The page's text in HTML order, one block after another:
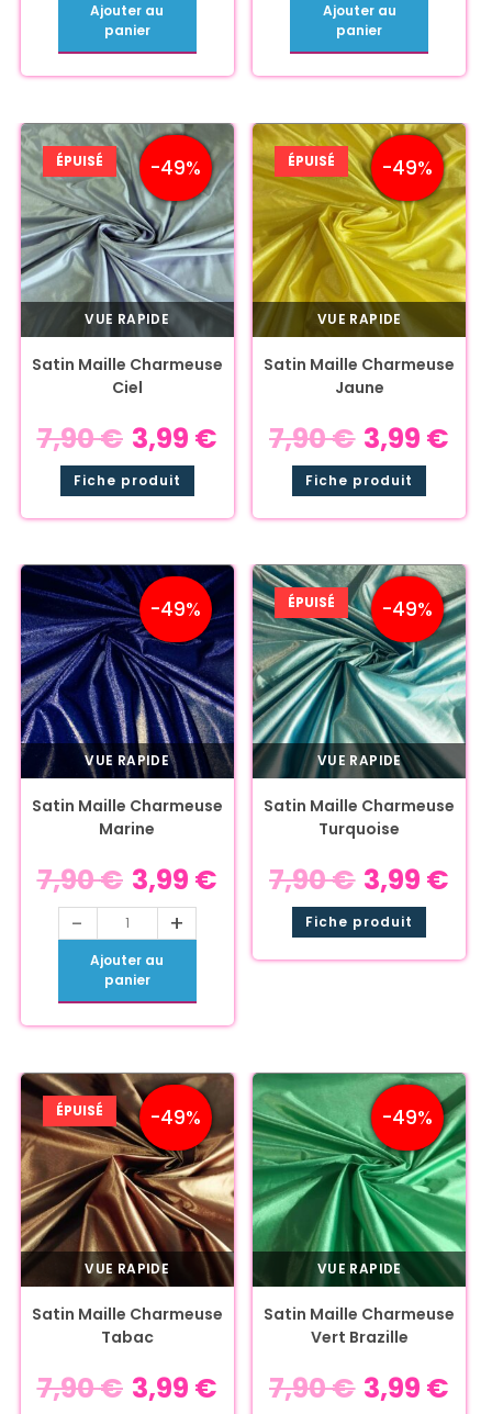
Ajouter au
panier
Ajouter au
panier
-49%
ÉPUISÉ
VUE RAPIDE
Satin Maille Charmeuse
Ciel
7,90€ 3,99 €
Fiche produit
-49%
ÉPUISÉ
VUE RAPIDE
Satin Maille Charmeuse
Jaune
7,90€ 3,99 €
Fiche produit
-49%
VUE RAPIDE
Satin Maille Charmeuse
Marine
7,90€ 3,99 €
- +
Ajouter au
panier
-49%
ÉPUISÉ
VUE RAPIDE
Satin Maille Charmeuse
Turquoise
7,90€ 3,99 €
Fiche produit
-49%
ÉPUISÉ
VUE RAPIDE
Satin Maille Charmeuse
Tabac
7,90€ 3,99 €
-49%
VUE RAPIDE
Satin Maille Charmeuse
Vert Brazille
7,90€ 3,99 €